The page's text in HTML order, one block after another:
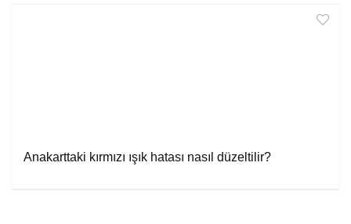
Anakarttaki kırmızı ışık hatası nasıl düzeltilir?